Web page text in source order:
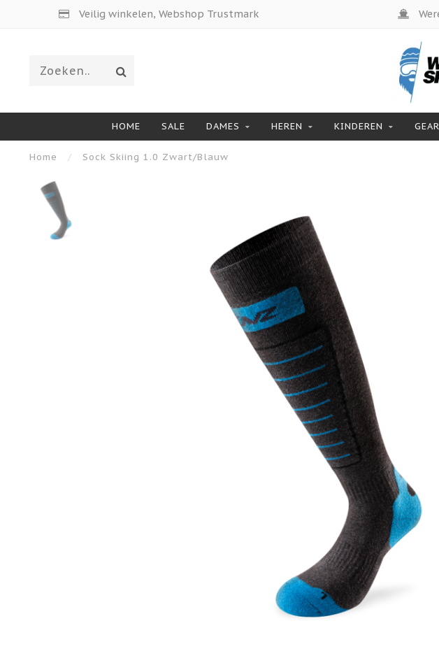
Veilig winkelen, Webshop Trustmark
HOME SALE DAMES HEREN KINDEREN
Home / Sock Skiing 1.0 Zwart/Blauw